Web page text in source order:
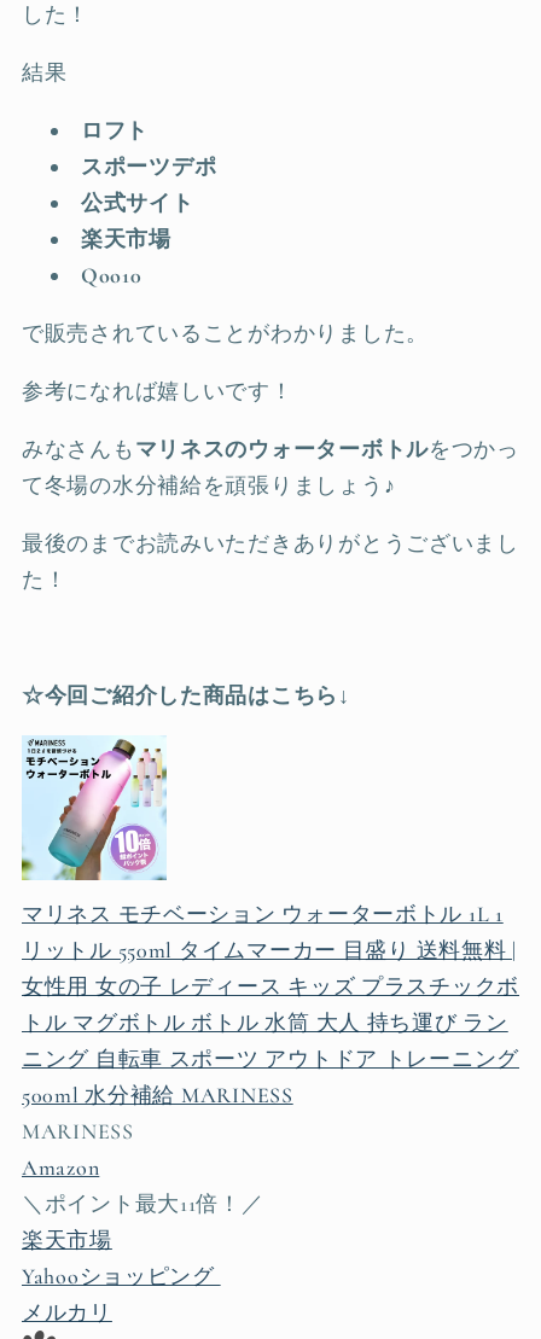
した！
結果
ロフト
スポーツデポ
公式サイト
楽天市場
Qoo10
で販売されていることがわかりました。
参考になれば嬉しいです！
みなさんも マリネスのウォーターボトルをつかっ
て冬場の水分補給を頑張りましょう♪
最後のまでお読みいただきありがとうございまし
た！
☆今回ご紹介した商品はこちら↓
マリネス モチベーション ウォーターボトル 1L 1
リットル 550ml タイムマーカー 目盛り 送料無料 |
女性用 女の子 レディース キッズ プラスチックボ
トル マグボトル ボトル 水筒 大人 持ち運び ラン
ニング 自転車 スポーツ アウトドア トレーニング
500ml 水分補給 MARINESS
MARINESS
Amazon
＼ポイント最大11倍！／
楽天市場
Yahooショッピング
メルカリ